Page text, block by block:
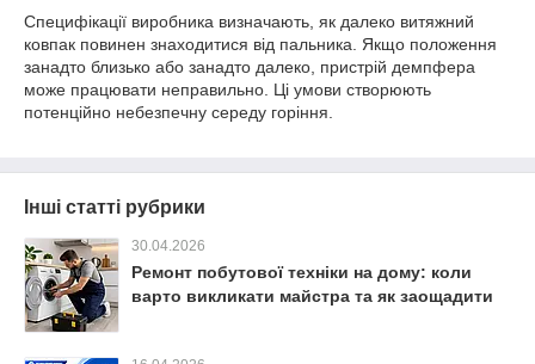
Специфікації виробника визначають, як далеко витяжний
ковпак повинен знаходитися від пальника. Якщо положення
занадто близько або занадто далеко, пристрій демпфера
може працювати неправильно. Ці умови створюють
потенційно небезпечну середу горіння.
Інші статті рубрики
30.04.2026
Ремонт побутової техніки на дому: коли
варто викликати майстра та як заощадити